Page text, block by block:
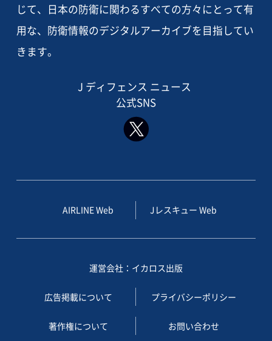
じて、日本の防衛に関わるすべての方々にとって有
用な、防衛情報のデジタルアーカイブを目指してい
きます。
J ディフェンス ニュース
公式SNS
AIRLINE Web Jレスキュー Web
運営会社：イカロス出版
広告掲載について プライバシーポリシー
著作権について お問い合わせ